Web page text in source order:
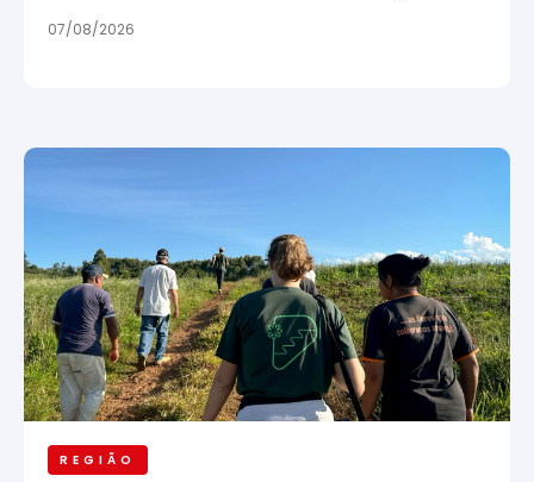
07/08/2026
REGIÃO